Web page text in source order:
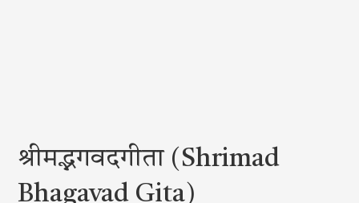
श्रीमद्भगवदगीता (Shrimad
Bhagavad Gita)